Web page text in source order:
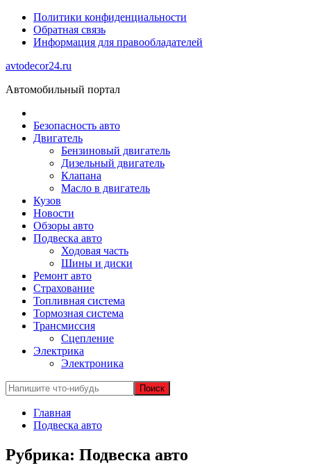
Политики конфиденциальности
Обратная связь
Информация для правообладателей
avtodecor24.ru
Автомобильный портал
Безопасность авто
Двигатель
Бензиновый двигатель
Дизельный двигатель
Клапана
Масло в двигатель
Кузов
Новости
Обзоры авто
Подвеска авто
Ходовая часть
Шины и диски
Ремонт авто
Страхование
Топливная система
Тормозная система
Трансмиссия
Сцепление
Электрика
Электроника
Главная
Подвеска авто
Рубрика: Подвеска авто